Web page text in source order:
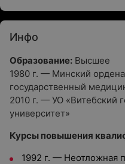
Инфо
Образование: Высшее
1980 г. — Минский
государственный
2010 г. — УО «Витебский
университет»
Курсы повышения
1992 г. — Неотложная